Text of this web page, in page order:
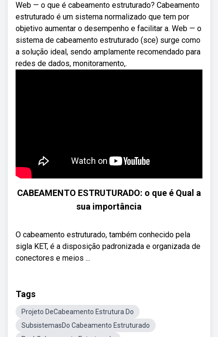
Web — o que é cabeamento estruturado? Cabeamento
estruturado é um sistema normalizado que tem por
objetivo aumentar o desempenho e facilitar a. Web — o
sistema de cabeamento estruturado (sce) surge como
a solução ideal, sendo amplamente recomendado para
redes de dados, monitoramento,.
CABEAMENTO ESTRUTURADO: o que é Qual a
sua importância
O cabeamento estruturado, também conhecido pela
sigla KET, é a disposição padronizada e organizada de
conectores e meios ...
Tags
Projeto DeCabeamento Estrutura Do
SubsistemasDo Cabeamento Estruturado